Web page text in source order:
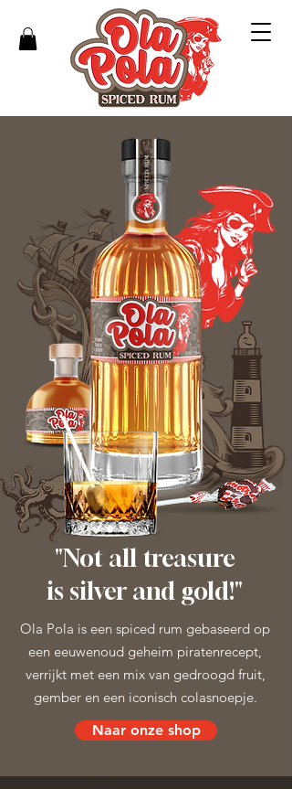
"Not all treasure
is silver and gold!"
Ola Pola is een spiced rum gebaseerd op
een eeuwenoud geheim piratenrecept,
verrijkt met een mix van gedroogd fruit,
gember en een iconisch colasnoepje.
Naar onze shop